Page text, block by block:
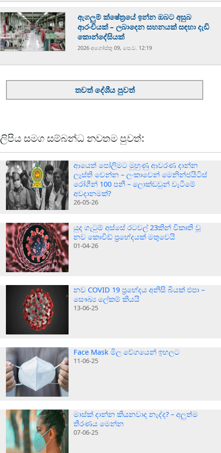
ඇගලුම් ක්ෂේත්‍රයේ ඉන්න ඔබට අසුබ
ආරංචියක් – ලබාදෙන සහනයක් සඳහා දැඩි
කොන්දේසියක්
2026 අගෝස්‍තු 09, පෙ.ව. 12:19
තවත් දේශීය පුවත්
ලිපිය සමග සම්බන්ධ නවතම පුවත්:
ආයෙත් පෝලිමට මුහුණු ආවරණ දාන්න
ලෑස්ති වෙන්න – ලංකාවෙන් මෙනින්ජයිටිස්
රෝගීන් 100 පනී – ලොක්ඩවුන් වැටීමේ
අවදානමක්?
26-05-26
යුද ගැටුම් අස්සේ රටවල් 23කින් විකෘති වූ
නව කොවිඩ් ප්‍රභේදයක් මතුවෙයි
01-04-26
නව COVID 19 ප්‍රභේදය අනිසි බියක් එපා –
සෞඛ්‍ය ලේකම් කියයි
13-06-25
Face Mask මිල වේගයෙන් ඉහලට
11-06-25
මාස්ක් දාන්න කියනවාද නැද්ද? – අලුත්ම
තීරණය මෙන්න
07-06-25